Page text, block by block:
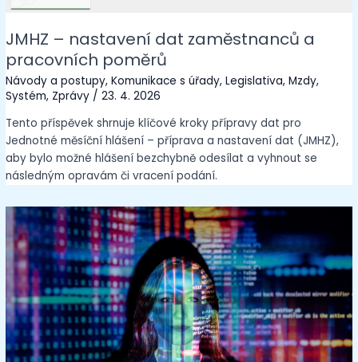
JMHZ – nastavení dat zaměstnanců a
pracovních poměrů
Návody a postupy,Komunikace s úřady,Legislativa,Mzdy,
Systém, Zprávy /23. 4. 2026
Tento příspěvek shrnuje klíčové kroky přípravy dat pro
Jednotné měsíční hlášení – příprava a nastavení dat (JMHZ),
aby bylo možné hlášení bezchybně odesílat a vyhnout se
následným opravám či vracení podání.